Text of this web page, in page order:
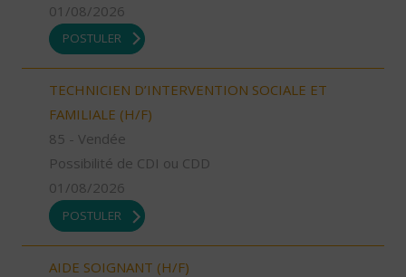
01/08/2026
POSTULER
TECHNICIEN D’INTERVENTION SOCIALE ET
FAMILIALE (H/F)
85 - Vendée
Possibilité de CDI ou CDD
01/08/2026
POSTULER
AIDE SOIGNANT (H/F)